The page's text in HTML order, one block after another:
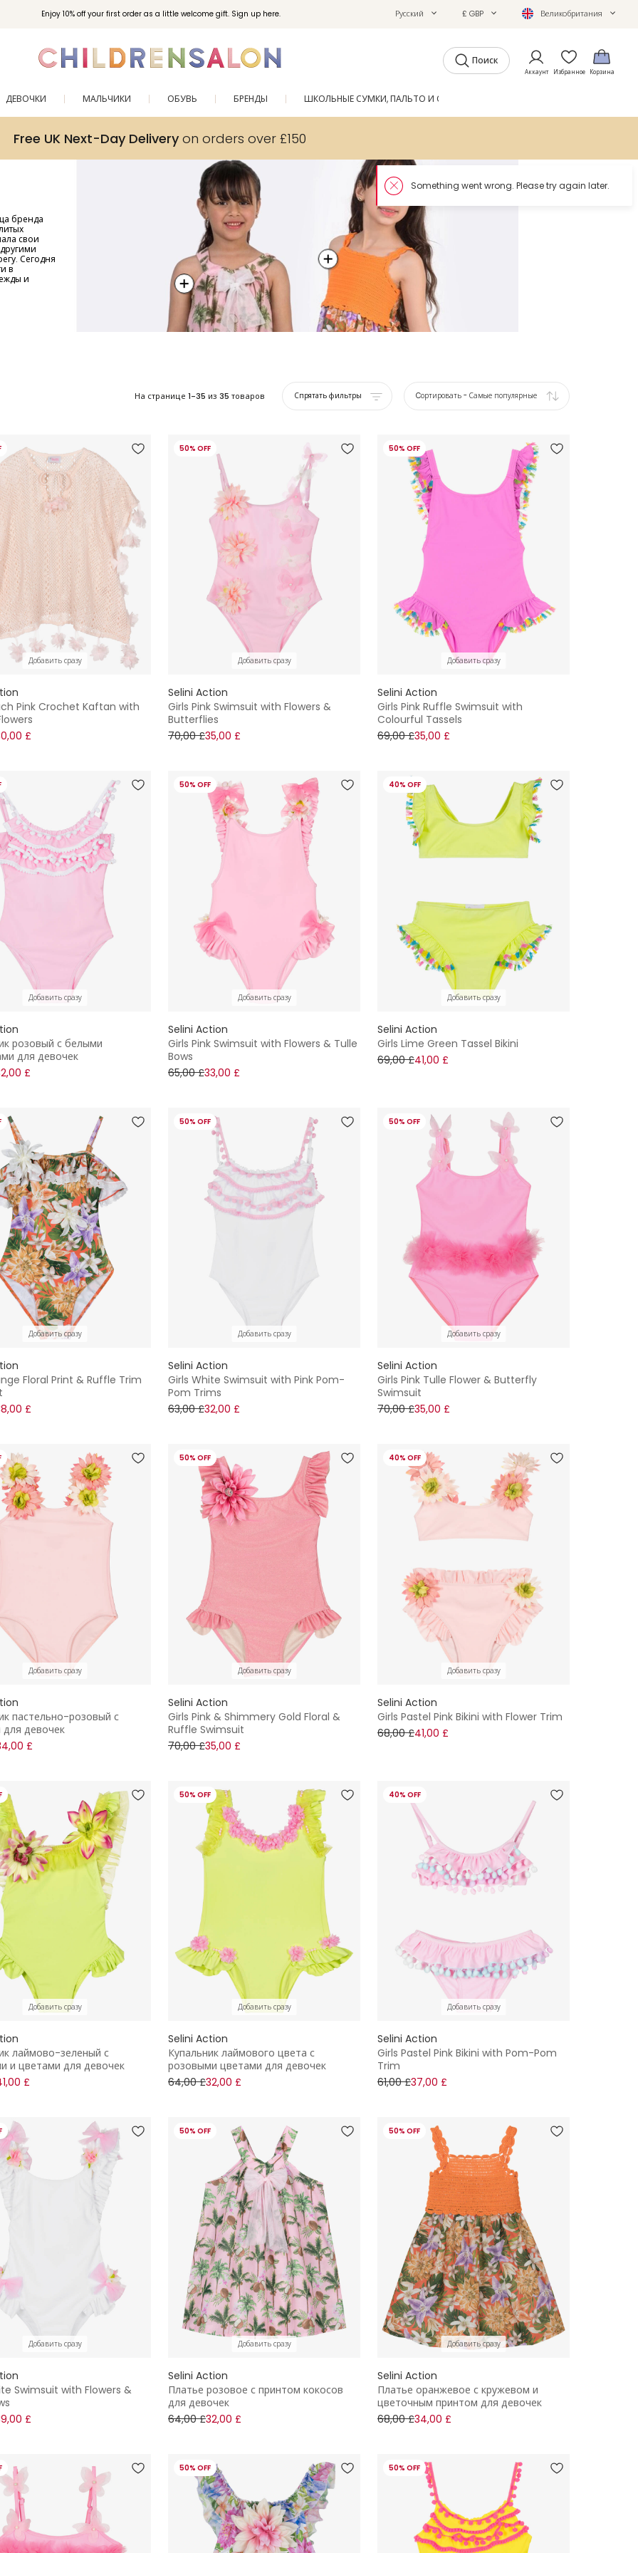
Enjoy 10% off your first order as a little welcome gift. Sign up here. Русский £ GBP Великобритания
Поиск
Аккаунт Избранное Корзина
ДЕВОЧКИ МАЛЬЧИКИ ОБУВЬ БРЕНДЫ ШКОЛЬНЫЕ СУМКИ, ПАЛЬТО И ОБУВЬ
Free UK Next-Day Deliveryon orders over £150
бренда
свои
Сегодня
в
и
На странице 1-35 из 35 товаров Спрятать фильтры Cортировать - Самые популярные
Добавить сразу
Pink Crochet Kaftan with
£
50% OFF
Добавить сразу
Selini Action
Girls Pink Swimsuit with Flowers &
Butterflies
70,00 £35,00 £
50% OFF
Добавить сразу
Selini Action
Girls Pink Ruffle Swimsuit with
Colourful Tassels
69,00 £35,00 £
Добавить сразу
розовый с белыми
для девочек
£
50% OFF
Добавить сразу
Selini Action
Girls Pink Swimsuit with Flowers & Tulle
Bows
65,00 £33,00 £
40% OFF
Добавить сразу
Selini Action
Girls Lime Green Tassel Bikini
69,00 £41,00 £
Добавить сразу
Floral Print & Ruffle Trim
£
50% OFF
Добавить сразу
Selini Action
Girls White Swimsuit with Pink Pom-
Pom Trims
63,00 £32,00 £
50% OFF
Добавить сразу
Selini Action
Girls Pink Tulle Flower & Butterfly
Swimsuit
70,00 £35,00 £
Добавить сразу
пастельно-розовый с
девочек
£
50% OFF
Добавить сразу
Selini Action
Girls Pink & Shimmery Gold Floral &
Ruffle Swimsuit
70,00 £35,00 £
40% OFF
Добавить сразу
Selini Action
Girls Pastel Pink Bikini with Flower Trim
68,00 £41,00 £
Добавить сразу
лаймово-зеленый с
и цветами для девочек
£
50% OFF
Добавить сразу
Selini Action
Купальник лаймового цвета с
розовыми цветами для девочек
64,00 £32,00 £
40% OFF
Добавить сразу
Selini Action
Girls Pastel Pink Bikini with Pom-Pom
Trim
61,00 £37,00 £
Добавить сразу
Swimsuit with Flowers &
£
50% OFF
Добавить сразу
Selini Action
Платье розовое с принтом кокосов
для девочек
64,00 £32,00 £
50% OFF
Добавить сразу
Selini Action
Платье оранжевое с кружевом и
цветочным принтом для девочек
68,00 £34,00 £
50% OFF 50% OFF